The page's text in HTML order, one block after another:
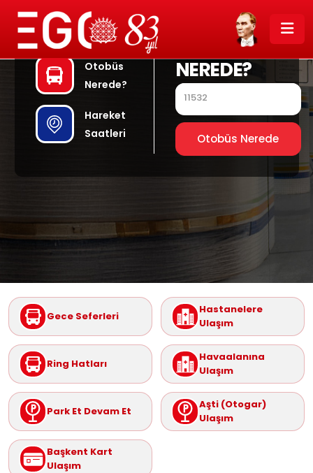
Otobüs
Nerede?
Hareket
Saatleri
OTOBÜS
NEREDE?
Otobüs Nerede
Gece Seferleri
Hastanelere
Ulaşım
Ring Hatları
Havaalanına
Ulaşım
Park Et Devam Et
Aşti (Otogar)
Ulaşım
Başkent Kart
Ulaşım